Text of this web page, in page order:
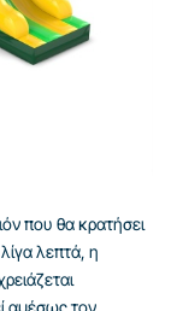
που θα κρατήσει
λεπτά, η
αμέσως τον